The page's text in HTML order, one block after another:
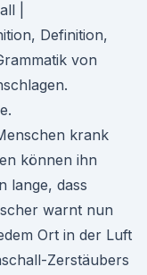
|
Definition,
von
krank
können ihn
lange, dass
warnt nun
Ort in der Luft
Zerstäubers